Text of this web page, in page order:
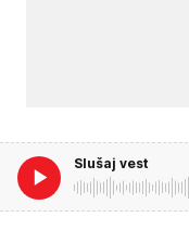
Slušaj vest